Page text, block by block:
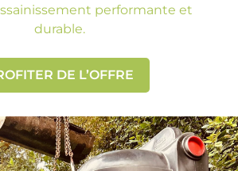
performante et
durable.
DE L’OFFRE